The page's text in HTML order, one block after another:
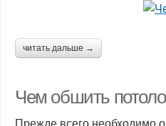
читать дальше →
Чем обшить